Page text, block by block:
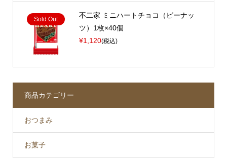
Sold Out
不二家 ミニハートチョコ（ピーナッ
ツ）1枚×40個
¥1,120(税込)
商品カテゴリー
おつまみ
お菓子